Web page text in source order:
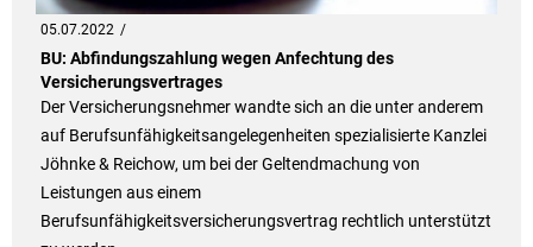
05.07.2022
BU: Abfindungszahlung wegen Anfechtung des
Versicherungsvertrages
Der Versicherungsnehmer wandte sich an die unter anderem
auf Berufsunfähigkeitsangelegenheiten spezialisierte Kanzlei
Jöhnke & Reichow, um bei der Geltendmachung von
Leistungen aus einem
Berufsunfähigkeitsversicherungsvertrag rechtlich unterstützt